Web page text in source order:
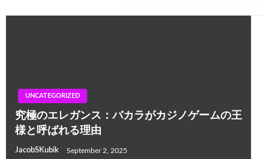
UNCATEGORIZED
究極のエレガンス：バカラがカジノゲームの王
様と呼ばれる理由
JacobSKubik September 2, 2025